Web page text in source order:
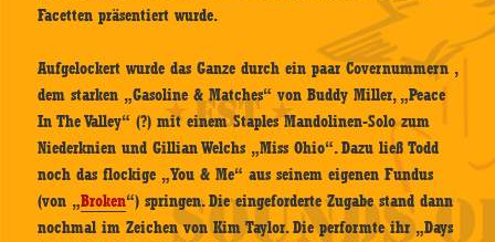
Facetten präsentiert wurde.
Aufgelockert wurde das Ganze durch ein paar Covernummern ,
dem starken „Gasoline & Matches“ von Buddy Miller, „Peace
In The Valley“ (?) mit einem Staples Mandolinen-Solo zum
Niederknien und Gillian Welchs „Miss Ohio“. Dazu ließ Todd
noch das flockige „You & Me“ aus seinem eigenen Fundus
(von „Broken“) springen. Die eingeforderte Zugabe stand dann
nochmal im Zeichen von Kim Taylor. Die performte ihr „Days